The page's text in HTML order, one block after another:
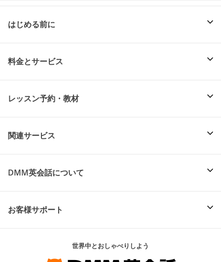
はじめる前に
料金とサービス
レッスン予約・教材
関連サービス
DMM英会話について
お客様サポート
世界中とおしゃべりしよう